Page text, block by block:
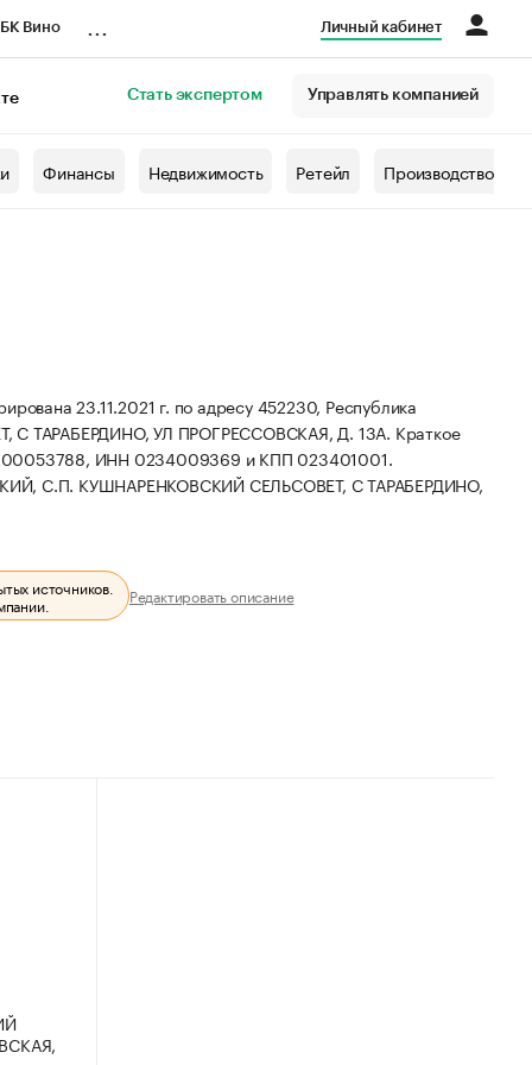
Вино Личный кабинет
Стать экспертом Управлять компанией
Финансы Недвижимость Ретейл Производство
23.11.2021 г. по адресу 452230, Республика
ТАРАБЕРДИНО, УЛ ПРОГРЕССОВСКАЯ, Д. 13А. Краткое
ИНН 0234009369 и КПП 023401001.
С.П. КУШНАРЕНКОВСКИЙ СЕЛЬСОВЕТ, С ТАРАБЕРДИНО,
источников. Редактировать описание